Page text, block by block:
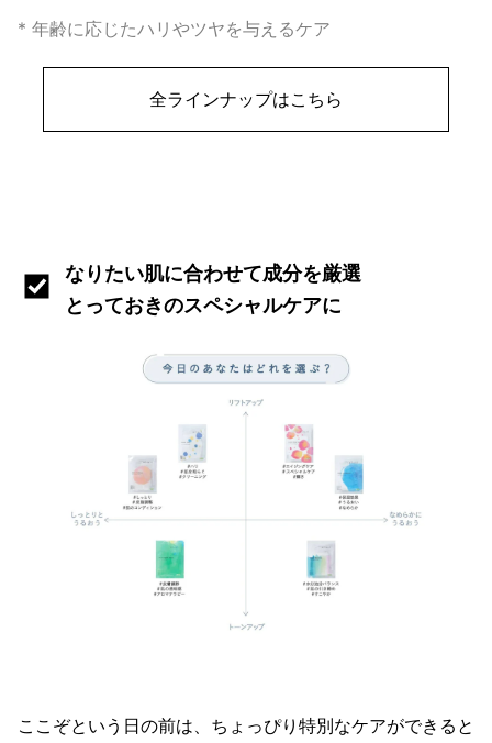
* 年齢に応じたハリやツヤを与えるケア
全ラインナップはこちら
なりたい肌に合わせて成分を厳選
とっておきのスペシャルケアに
ここぞという日の前は、ちょっぴり特別なケアができると